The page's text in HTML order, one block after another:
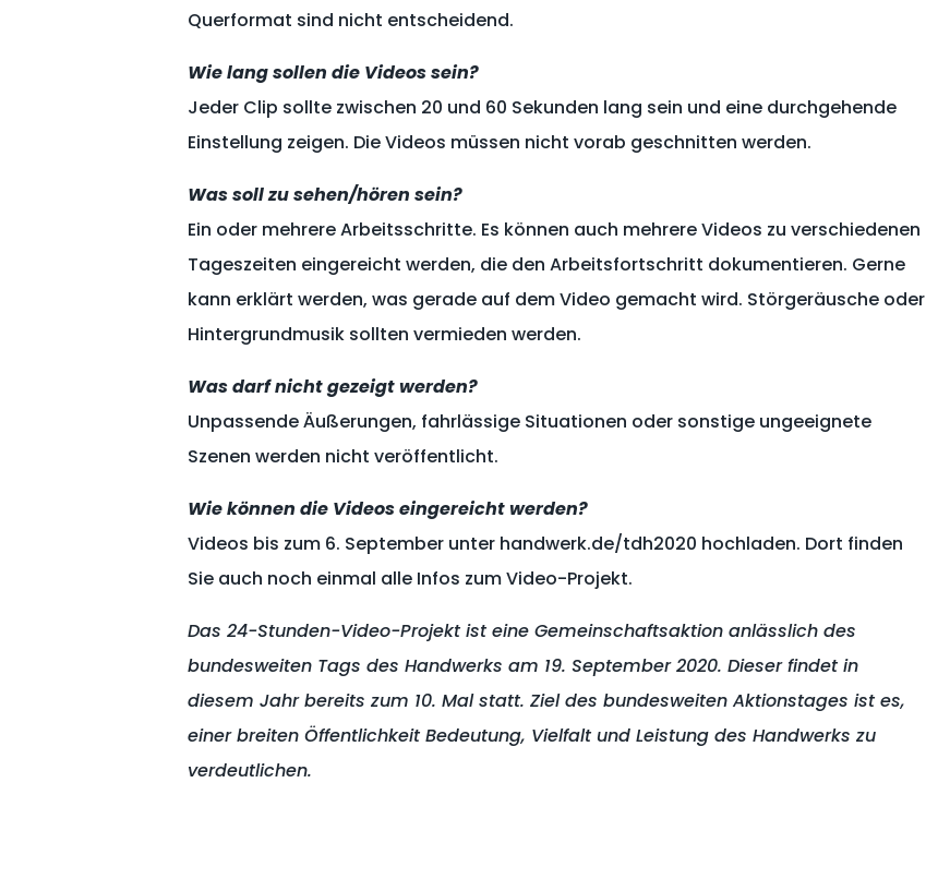
Querformat sind nicht entscheidend.
Wie lang sollen die Videos sein?
Jeder Clip sollte zwischen 20 und 60 Sekunden lang sein und eine durchgehende
Einstellung zeigen. Die Videos müssen nicht vorab geschnitten werden.
Was soll zu sehen/hören sein?
Ein oder mehrere Arbeitsschritte. Es können auch mehrere Videos zu verschiedenen
Tageszeiten eingereicht werden, die den Arbeitsfortschritt dokumentieren. Gerne
kann erklärt werden, was gerade auf dem Video gemacht wird. Störgeräusche oder
Hintergrundmusik sollten vermieden werden.
Was darf nicht gezeigt werden?
Unpassende Äußerungen, fahrlässige Situationen oder sonstige ungeeignete
Szenen werden nicht veröffentlicht.
Wie können die Videos eingereicht werden?
Videos bis zum 6. September unter handwerk.de/tdh2020 hochladen. Dort finden
Sie auch noch einmal alle Infos zum Video-Projekt.
Das 24-Stunden-Video-Projekt ist eine Gemeinschaftsaktion anlässlich des
bundesweiten Tags des Handwerks am 19. September 2020. Dieser findet in
diesem Jahr bereits zum 10. Mal statt. Ziel des bundesweiten Aktionstages ist es,
einer breiten Öffentlichkeit Bedeutung, Vielfalt und Leistung des Handwerks zu
verdeutlichen.